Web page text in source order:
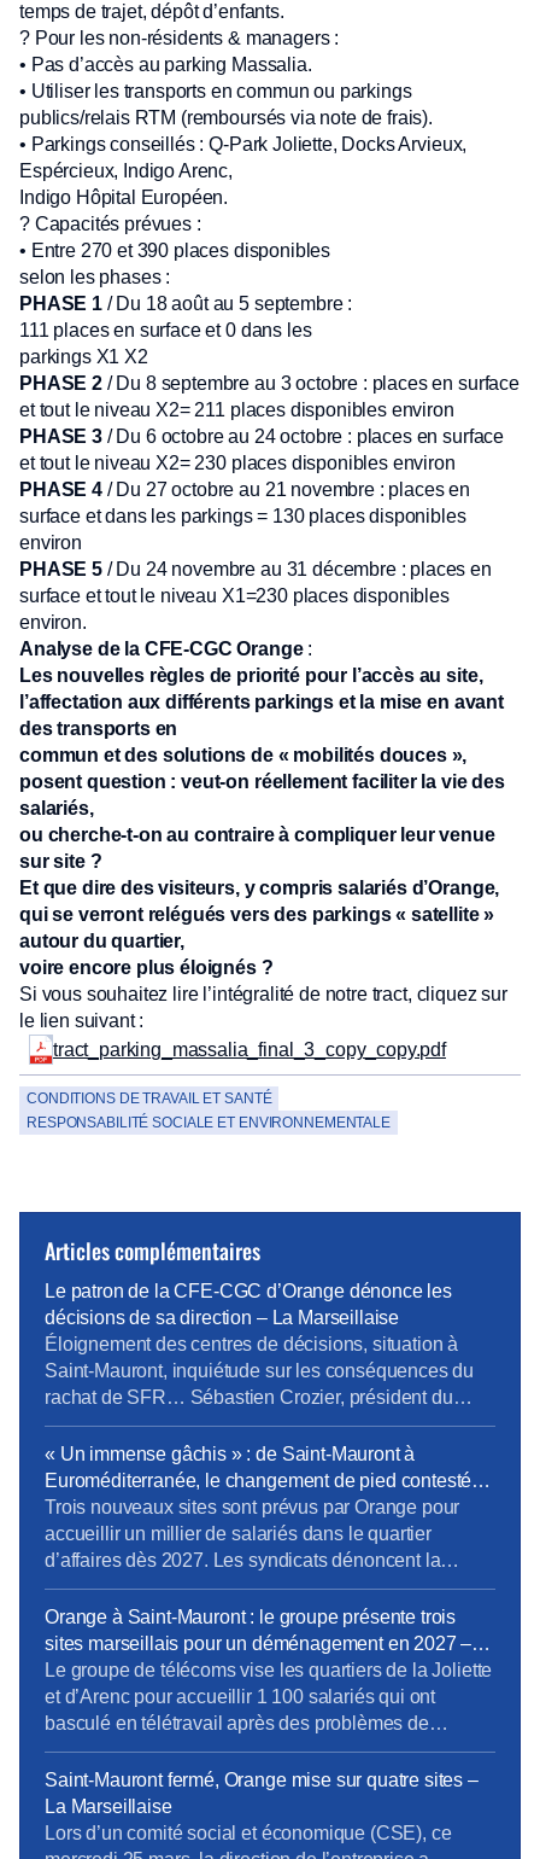
temps de trajet, dépôt d’enfants.
? Pour les non-résidents & managers :
• Pas d’accès au parking Massalia.
• Utiliser les transports en commun ou parkings
publics/relais RTM (remboursés via note de frais).
• Parkings conseillés : Q-Park Joliette, Docks Arvieux,
Espércieux, Indigo Arenc,
Indigo Hôpital Européen.
? Capacités prévues :
• Entre 270 et 390 places disponibles
selon les phases :
PHASE 1/ Du 18 août au 5 septembre :
111 places en surface et 0 dans les
parkings X1 X2
PHASE 2/ Du 8 septembre au 3 octobre : places en surface
et tout le niveau X2= 211 places disponibles environ
PHASE 3/ Du 6 octobre au 24 octobre : places en surface
et tout le niveau X2= 230 places disponibles environ
PHASE 4/ Du 27 octobre au 21 novembre : places en
surface et dans les parkings = 130 places disponibles
environ
PHASE 5/ Du 24 novembre au 31 décembre : places en
surface et tout le niveau X1=230 places disponibles
environ.
Analyse de la CFE-CGC Orange:
Les nouvelles règles de priorité pour l’accès au site,
l’affectation aux différents parkings et la mise en avant
des transports en
commun et des solutions de « mobilités douces »,
posent question : veut-on réellement faciliter la vie des
salariés,
ou cherche-t-on au contraire à compliquer leur venue
sur site ?
Et que dire des visiteurs, y compris salariés d’Orange,
qui se verront relégués vers des parkings « satellite »
autour du quartier,
voire encore plus éloignés ?
Si vous souhaitez lire l’intégralité de notre tract, cliquez sur
le lien suivant :
tract_parking_massalia_final_3_copy_copy.pdf
CONDITIONS DE TRAVAIL ET SANTÉ
RESPONSABILITÉ SOCIALE ET ENVIRONNEMENTALE
Articles complémentaires
Le patron de la CFE-CGC d’Orange dénonce les
décisions de sa direction – La Marseillaise
Éloignement des centres de décisions, situation à
Saint-Mauront, inquiétude sur les conséquences du
rachat de SFR… Sébastien Crozier, président du
syndicat CFE-CGC d’Orange, fait le point. Boutiques
ou sites techniques, les implantations d’Orange se
réduisent comme peau de chagrin. « Le patron de la
CFE-CGC d’Orange dénonce les décisions de sa
direction. Lire l’article complet sur […]
« Un immense gâchis » : de Saint-Mauront à
Euroméditerranée, le changement de pied contesté
d’Orange à Marseille – La provence
Trois nouveaux sites sont prévus par Orange pour
accueillir un millier de salariés dans le quartier
d’affaires dès 2027. Les syndicats dénoncent la
logique de rentabilité menée au détriment des
salariés. Le syndicat CFE-CGC a dépêché ce mardi
28 avril son « numéro 1 », Sébastien Crozier, pour
qu’il rencontre la presse à Marseille après les
controverses autour du déménagement […]
Orange à Saint-Mauront : le groupe présente trois
sites marseillais pour un déménagement en 2027 –
La provence
Le groupe de télécoms vise les quartiers de la Joliette
et d’Arenc pour accueillir 1 100 salariés qui ont
basculé en télétravail après des problèmes de
sécurité autour de leur ancien site de Saint-Mauront
(3e). Orange refuse de commenter mais veut un
déménagement « au premier semestre 2027 ».
[…]Orange confirme « avoir présenté plusieurs
Saint-Mauront fermé, Orange mise sur quatre sites –
La Marseillaise
Lors d’un comité social et économique (CSE), ce